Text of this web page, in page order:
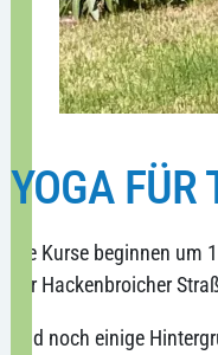
YOGA FÜR
Die Kurse beginnen
der Hackenbroicher
Und noch einige